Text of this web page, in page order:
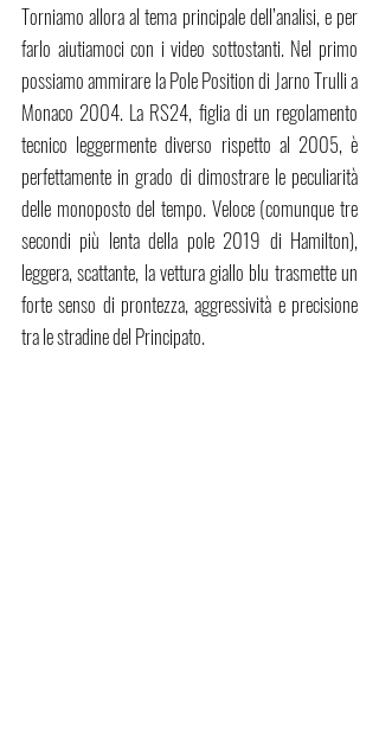
Torniamo allora al tema principale dell’analisi, e per
farlo aiutiamoci con i video sottostanti. Nel primo
possiamo ammirare la Pole Position di Jarno Trulli a
Monaco 2004. La RS24, figlia di un regolamento
tecnico leggermente diverso rispetto al 2005, è
perfettamente in grado di dimostrare le peculiarità
delle monoposto del tempo. Veloce (comunque tre
secondi più lenta della pole 2019 di Hamilton),
leggera, scattante, la vettura giallo blu trasmette un
forte senso di prontezza, aggressività e precisione
tra le stradine del Principato.